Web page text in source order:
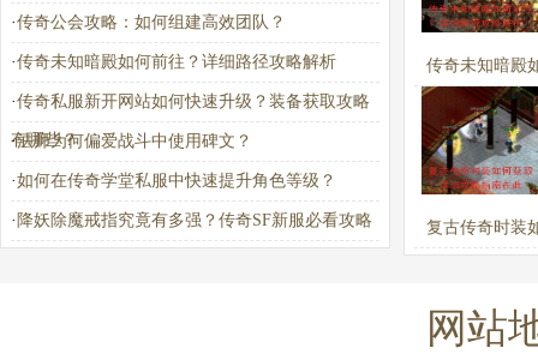
·传奇公会攻略：如何组建高效团队？
·传奇未知暗殿如何前往？详细路径攻略解析
·传奇私服新开网站如何快速升级？装备获取攻略
有哪些？
·法师为何偏爱战斗中使用碑文？
·如何在传奇学堂私服中快速提升角色等级？
· 降妖除魔戒指究竟有多强？传奇SF新服必看攻略
传奇未知暗殿
往？详细路径
复古传奇时装
网站